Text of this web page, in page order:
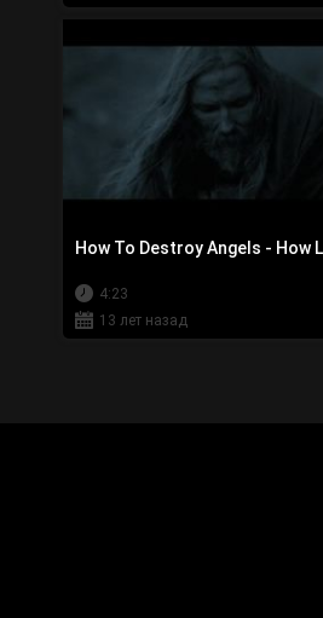
How To Destroy Angels - How
4:23
13 лет назад